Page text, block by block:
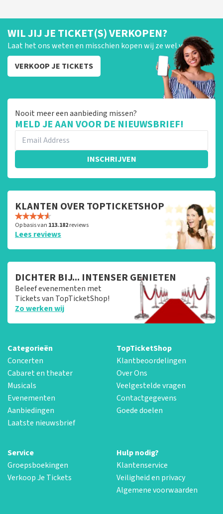
WIL JIJ JE TICKET(S) VERKOPEN?
Laat het ons weten en misschien kopen wij ze wel van je!
VERKOOP JE TICKETS
Nooit meer een aanbieding missen?
MELD JE AAN VOOR DE NIEUWSBRIEF!
INSCHRIJVEN
KLANTEN OVER TOPTICKETSHOP
Op basis van 113.182reviews
Lees reviews
DICHTER BIJ... INTENSER GENIETEN
Beleef evenementen met
Tickets van TopTicketShop!
Zo werken wij
Categorieën
Concerten
Cabaret en theater
Musicals
Evenementen
Aanbiedingen
Laatste nieuwsbrief
TopTicketShop
Klantbeoordelingen
Over Ons
Veelgestelde vragen
Contactgegevens
Goede doelen
Service
Groepsboekingen
Verkoop Je Tickets
Hulp nodig?
Klantenservice
Veiligheid en privacy
Algemene voorwaarden